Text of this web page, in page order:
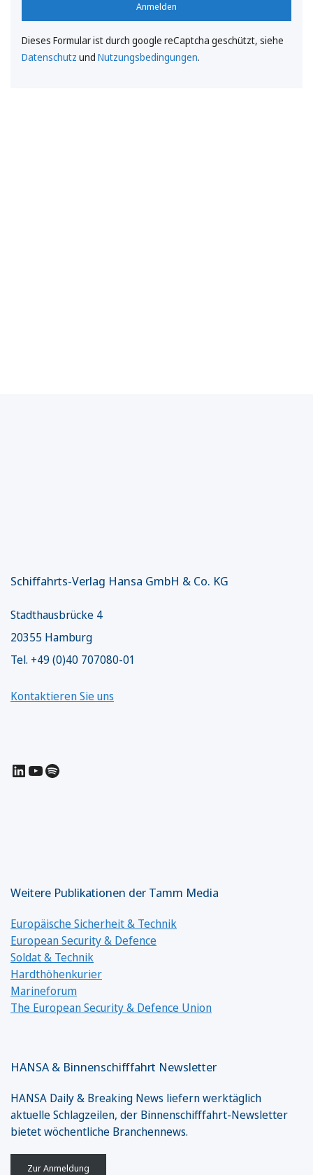
Anmelden
Dieses Formular ist durch google reCaptcha geschützt, siehe
Datenschutz und Nutzungsbedingungen.
Schiffahrts-Verlag Hansa GmbH & Co. KG
Stadthausbrücke 4
20355 Hamburg
Tel. +49 (0)40 707080-01
Kontaktieren Sie uns
LinkedIn
YouTube
Spotify
Weitere Publikationen der Tamm Media
Europäische Sicherheit & Technik
European Security & Defence
Soldat & Technik
Hardthöhenkurier
Marineforum
The European Security & Defence Union
HANSA & Binnenschifffahrt Newsletter
HANSA Daily & Breaking News liefern werktäglich
aktuelle Schlagzeilen, der Binnenschifffahrt-Newsletter
bietet wöchentliche Branchennews.
Zur Anmeldung